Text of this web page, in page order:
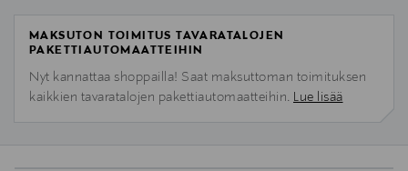
MAKSUTON TOIMITUS TAVARATALOJEN
PAKETTIAUTOMAATTEIHIN
Nyt kannattaa shoppailla! Saat maksuttoman toimituksen
kaikkien tavaratalojen pakettiautomaatteihin. Lue lisää